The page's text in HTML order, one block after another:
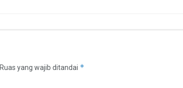
Ruas yang wajib ditandai *